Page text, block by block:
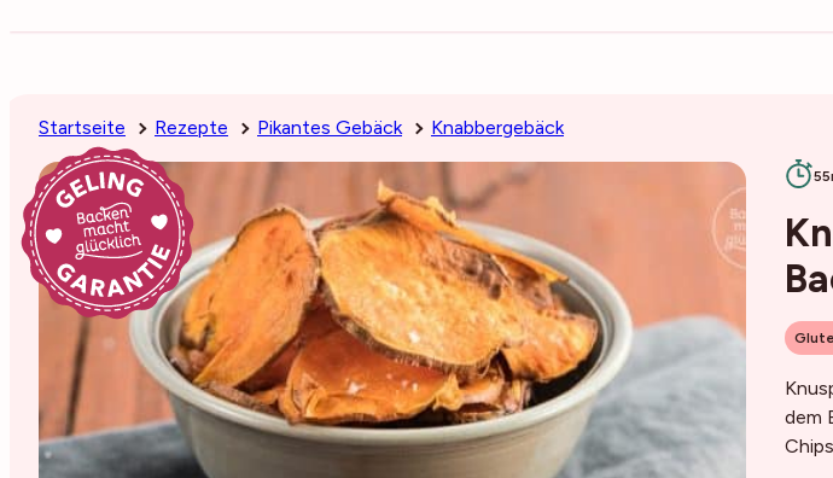
Startseite Rezepte Pikantes Gebäck Knabbergebäck
dem